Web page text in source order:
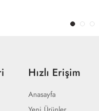
Hızlı Erişim
Anasayfa